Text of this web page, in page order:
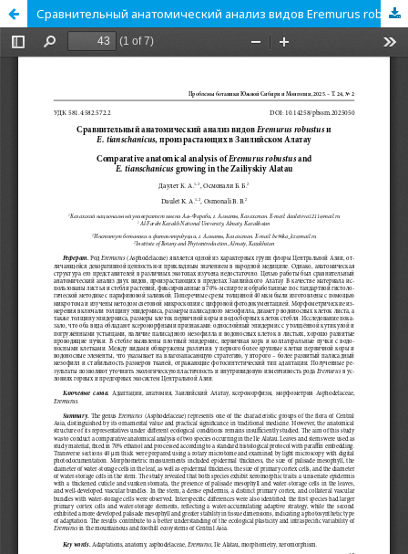
Сравнительный анатомический анализ видов Eremurus robustus и E. tianschanicus, произрастающих в Заилийском Алатау